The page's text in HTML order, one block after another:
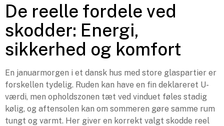
De reelle fordele ved
skodder: Energi,
sikkerhed og komfort
En januarmorgen i et dansk hus med store glaspartier er
forskellen tydelig. Ruden kan have en fin deklareret U-
værdi, men opholdszonen tæt ved vinduet føles stadig
kølig, og aftensolen kan om sommeren gøre samme rum
tungt og varmt. Her giver en korrekt valgt skodde reel